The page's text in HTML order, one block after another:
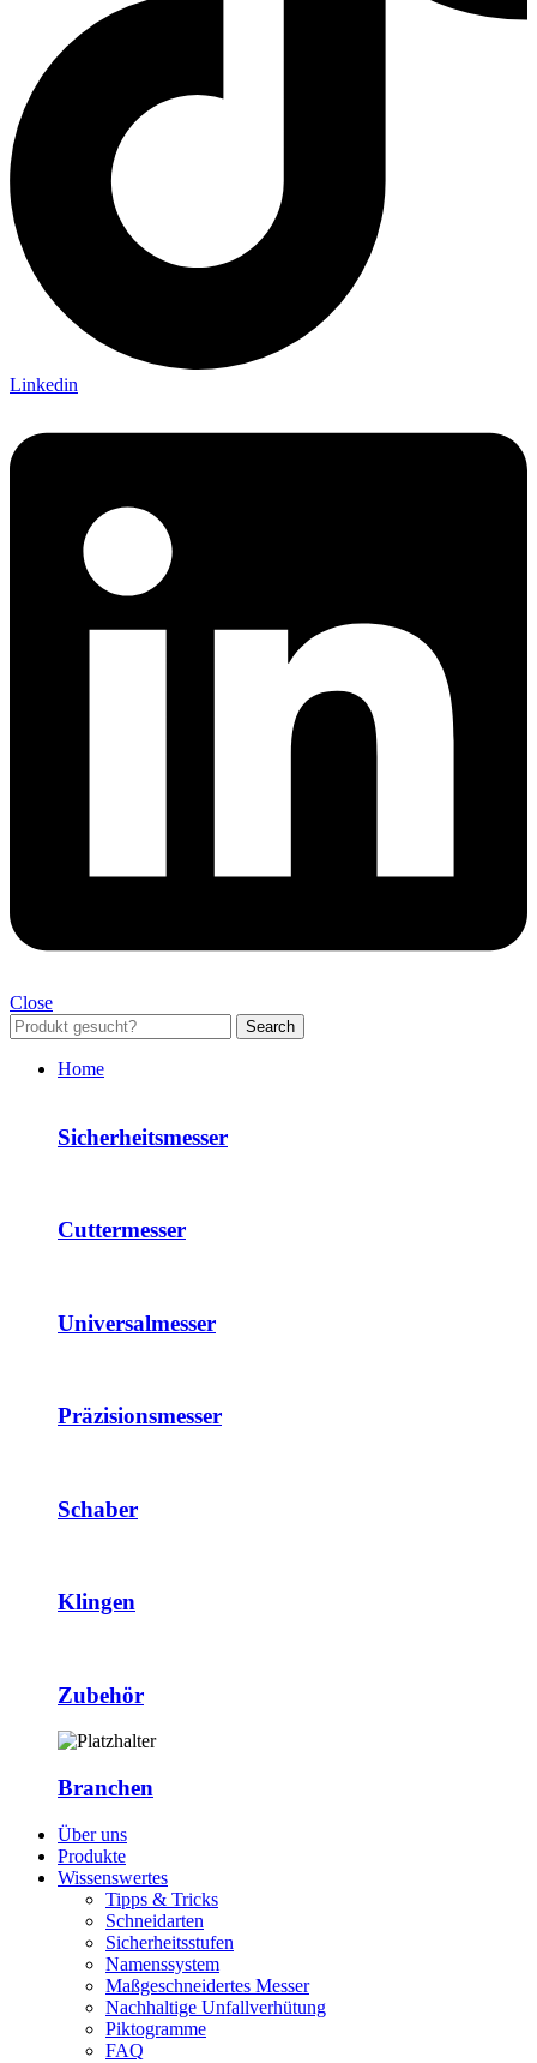
Linkedin
Close
Search
Home
Sicherheitsmesser
Cuttermesser
Universalmesser
Präzisionsmesser
Schaber
Klingen
Zubehör
Branchen
Über uns
Produkte
Wissenswertes
Tipps & Tricks
Schneidarten
Sicherheitsstufen
Namenssystem
Maßgeschneidertes Messer
Nachhaltige Unfallverhütung
Piktogramme
FAQ